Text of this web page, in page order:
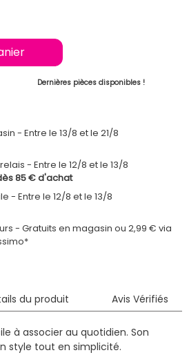
Dernières pièces disponibles !
Entre le 13/8 et le 21/8
Entre le 12/8 et le 13/8
85 € d'achat
Entre le 12/8 et le 13/8
- Gratuits en magasin ou 2,99 € via
du produit Avis Vérifiés
à associer au quotidien. Son
style tout en simplicité.